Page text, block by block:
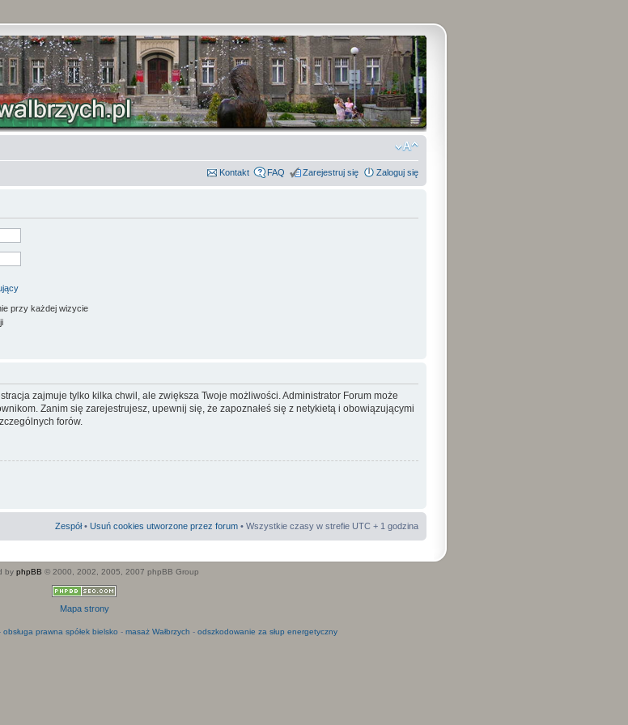
Kontakt FAQ Zarejestruj się Zaloguj się
przy każdej wizycie
zajmuje tylko kilka chwil, ale zwiększa Twoje możliwości. Administrator Forum może
Zanim się zarejestrujesz, upewnij się, że zapoznałeś się z netykietą i obowiązującymi
forów.
Zespół• Usuń cookies utworzone przez forum • Wszystkie czasy w strefie UTC + 1 godzina
by phpBB © 2000, 2002, 2005, 2007 phpBB Group
Mapa strony
obsługa prawna spółek bielsko - masaż Wałbrzych - odszkodowanie za słup energetyczny